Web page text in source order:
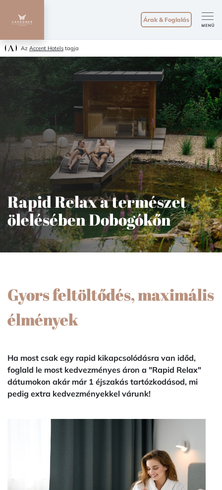
Az Accent Hotels tagja
Árak & Foglalás
Rapid Relax a természet
ölelésében Dobogókőn
Gyors feltöltődés, maximális
élmények
Ha most csak egy rapid kikapcsolódásra van időd,
foglald le most kedvezményes áron a "Rapid Relax"
dátumokon akár már 1 éjszakás tartózkodásod, mi
pedig extra kedvezményekkel várunk!